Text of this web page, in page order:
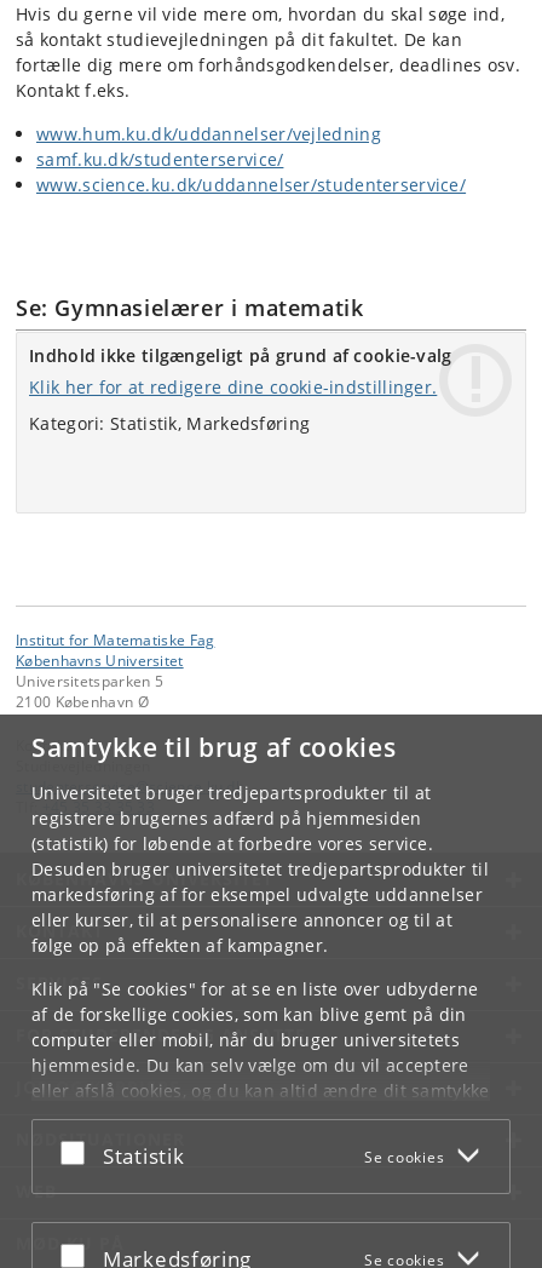
Samtykke til brug af cookies
Universitetet bruger tredjepartsprodukter til at
registrere brugernes adfærd på hjemmesiden
(statistik) for løbende at forbedre vores service.
Desuden bruger universitetet tredjepartsprodukter til
markedsføring af for eksempel udvalgte uddannelser
eller kurser, til at personalisere annoncer og til at
følge op på effekten af kampagner.
Klik på "Se cookies" for at se en liste over udbyderne
af de forskellige cookies, som kan blive gemt på din
computer eller mobil, når du bruger universitetets
hjemmeside. Du kan selv vælge om du vil acceptere
eller afslå cookies, og du kan altid ændre dit samtykke
underCookie- og privatlivspolitiksom du finder i
bunden af hver side.
Acceptér eller afslå
Statistik Se cookies
Acceptér eller afslå
Markedsføring Se cookies
Hvis du gerne vil vide mere om, hvordan du skal søge ind,
så kontakt studievejledningen på dit fakultet. De kan
fortælle dig mere om forhåndsgodkendelser, deadlines osv.
Kontakt f.eks.
www.hum.ku.dk/uddannelser/vejledning
samf.ku.dk/studenterservice/
www.science.ku.dk/uddannelser/studenterservice/
Se: Gymnasielærer i matematik
Indhold ikke tilgængeligt på grund af cookie-valg
Klik her for at redigere dine cookie-indstillinger.
Kategori: Statistik, Markedsføring
Institut for Matematiske Fag
Københavns Universitet
Universitetsparken 5
2100 København Ø
Kontakt:
Studievejledningen
studenterservice@science. ku.dk
KØBENHAVNS UNIVERSITET
KONTAKT
SERVICES
FOR STUDERENDE OG ANSATTE
JOB OG KARRIERE
NØDSITUATIONER
WEB
MØD KU PÅ